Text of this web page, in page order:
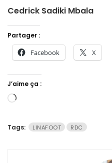
Cedrick Sadiki Mbala
Partager :
Facebook X
J’aime ça :
Chargement…
Tags: LINAFOOT RDC